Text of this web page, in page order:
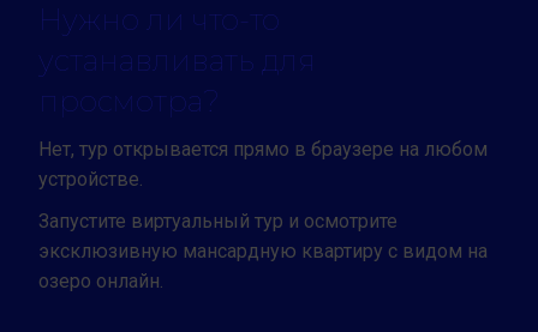
Нужно ли что-то
устанавливать для
просмотра?
Нет, тур открывается прямо в браузере на любом
устройстве.
Запустите виртуальный тур и осмотрите
эксклюзивную мансардную квартиру с видом на
озеро онлайн.